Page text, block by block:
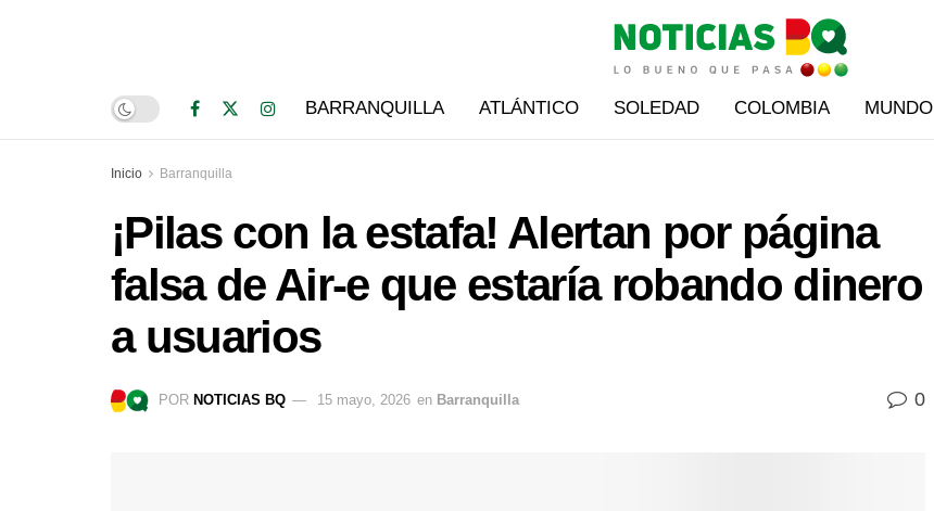
BARRANQUILLA ATLÁNTICO SOLEDAD COLOMBIA MUNDO
Inicio Barranquilla
¡Pilas con la estafa! Alertan por página
falsa de Air-e que estaría robando dinero
a usuarios
POR NOTICIAS BQ 15 mayo, 2026 en Barranquilla 0